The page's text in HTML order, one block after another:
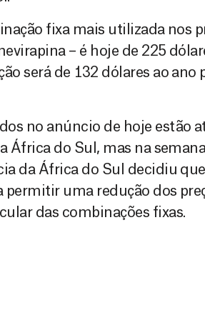
fixa mais utilizada nos
– é hoje de 225
será de 132 dólares ao ano
no anúncio de hoje estão
África do Sul, mas na
da África do Sul decidiu
permitir uma redução dos
das combinações fixas.